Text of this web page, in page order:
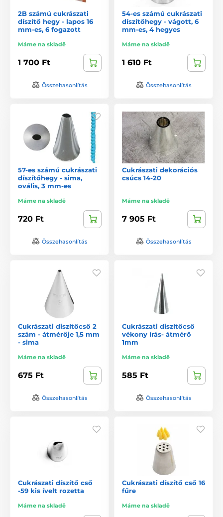
2B számú cukrászati
díszítő hegy - lapos 16
mm-es, 6 fogazott
Máme na skladě
1 700 Ft
Összehasonlítás
54-es számú cukrászati
díszítőhegy - vágott, 6
mm-es, 4 hegyes
Máme na skladě
1 610 Ft
Összehasonlítás
57-es számú cukrászati
díszítőhegy - sima,
ovális, 3 mm-es
Máme na skladě
720 Ft
Összehasonlítás
Cukrászati dekorációs
csúcs 14-20
Máme na skladě
7 905 Ft
Összehasonlítás
Cukrászati diszítőcső 2
szám - átmérője 1,5 mm
- sima
Máme na skladě
675 Ft
Összehasonlítás
Cukrászati diszítőcső
vékony írás- átmérő
1mm
Máme na skladě
585 Ft
Összehasonlítás
Cukrászati díszítő cső
-59 kis ívelt rozetta
Máme na skladě
Cukrászati díszítő cső 16
fűre
Máme na skladě